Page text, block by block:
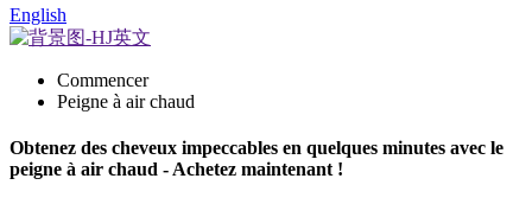
English
Commencer
Peigne à air chaud
Obtenez des cheveux impeccables en quelques minutes avec le
peigne à air chaud - Achetez maintenant !